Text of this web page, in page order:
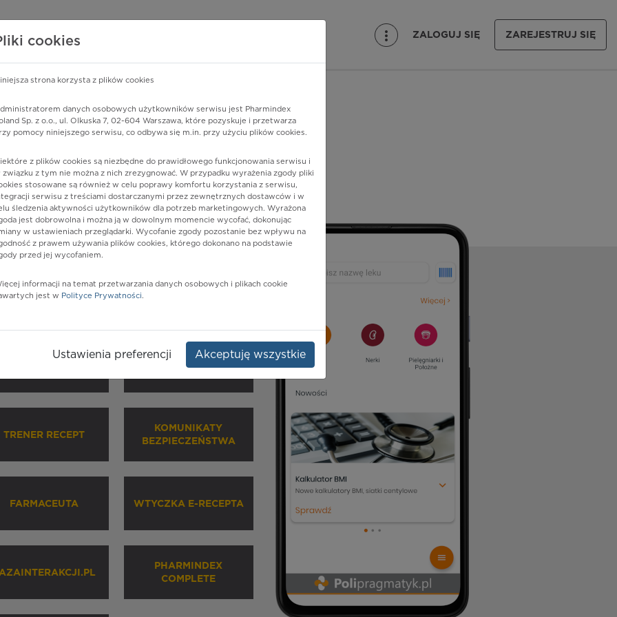
o lekach
PHARMINDEX ZALOGUJ SIĘ ZAREJESTRUJ SIĘ
nieokreślone
ochrony zdrowia
INHALATORY
TRENER RECEPT
KOMUNIKATY
BEZPIECZEŃSTWA
FARMACEUTA WTYCZKA E-RECEPTA
PHARMINDEX
COMPLETE
cookies
strona korzysta z plików cookies
danych osobowych użytkowników serwisu jest Pharmindex
Sp. z o.o., ul. Olkuska 7, 02-604 Warszawa, które pozyskuje i przetwarza
pomocy niniejszego serwisu, co odbywa się m.in. przy użyciu plików cookies.
z plików cookies są niezbędne do prawidłowego funkcjonowania serwisu i
związku z tym nie można z nich zrezygnować. W przypadku wyrażenia zgody pliki
stosowane są również w celu poprawy komfortu korzystania z serwisu,
serwisu z treściami dostarczanymi przez zewnętrznych dostawców i w
śledzenia aktywności użytkowników dla potrzeb marketingowych. Wyrażona
jest dobrowolna i można ją w dowolnym momencie wycofać, dokonując
w ustawieniach przeglądarki. Wycofanie zgody pozostanie bez wpływu na
z prawem używania plików cookies, którego dokonano na podstawie
przed jej wycofaniem.
informacji na temat przetwarzania danych osobowych i plikach cookie
jest w Polityce Prywatności.
Ustawienia preferencji Akceptuję wszystkie